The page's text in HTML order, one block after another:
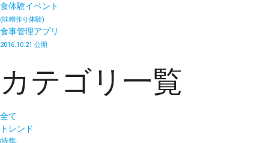
食体験イベント
(味噌作り体験)
食事管理アプリ
2016.10.21 公開
カテゴリ一覧
全て
トレンド